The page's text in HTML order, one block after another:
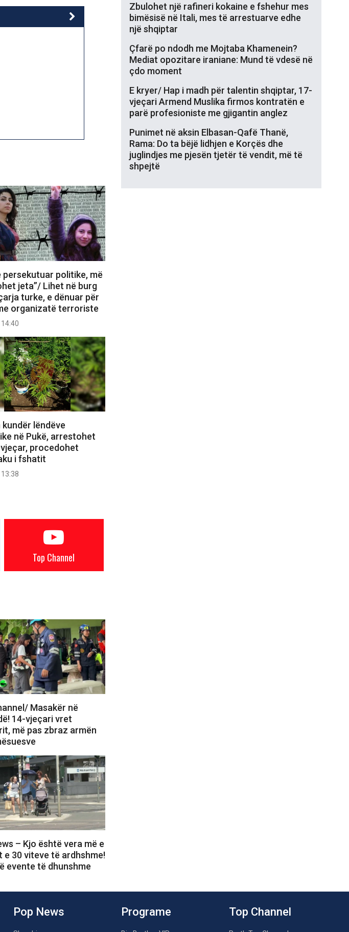
persekutuar politike, më
jeta”/ Lihet në burg
turke, e dënuar për
organizatë terroriste
kundër lëndëve
në Pukë, arrestohet
procedohet
i fshatit
Top Channel
Masakër në
14-vjeçari vret
më pas zbraz armën
– Kjo është vera më e
e 30 viteve të ardhshme!
evente të dhunshme
Zbulohet një rafineri kokaine e fshehur mes
bimësisë në Itali, mes të arrestuarve edhe
një shqiptar
Çfarë po ndodh me Mojtaba Khamenein?
Mediat opozitare iraniane: Mund të vdesë në
çdo moment
E kryer/ Hap i madh për talentin shqiptar, 17-
vjeçari Armend Muslika firmos kontratën e
parë profesioniste me gjigantin anglez
Punimet në aksin Elbasan-Qafë Thanë,
Rama: Do ta bëjë lidhjen e Korçës dhe
juglindjes me pjesën tjetër të vendit, më të
shpejtë
Pop News Programe Top Channel